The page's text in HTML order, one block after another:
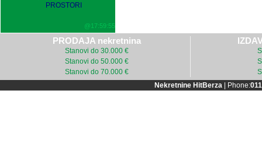
PROSTORI
@17:59:55
PRODAJA nekretnina
Stanovi do 30.000 €
Stanovi do 50.000 €
Stanovi do 70.000 €
Nekretnine HitBerza| Phone: